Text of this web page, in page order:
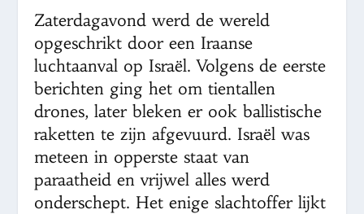
Zaterdagavond werd de wereld
opgeschrikt door een Iraanse
luchtaanval op Israël. Volgens de eerste
berichten ging het om tientallen
drones, later bleken er ook ballistische
raketten te zijn afgevuurd. Israël was
meteen in opperste staat van
paraatheid en vrijwel alles werd
onderschept. Het enige slachtoffer lijkt